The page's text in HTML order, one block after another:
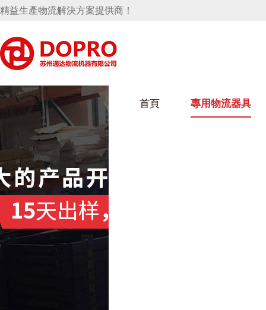
精益生產物流解決方案提供商！
首頁 專用物流器具
好色视频APP下载架
變速箱托盤 保險杠料架
輪胎架
衝壓件料架
儀表盤料架
轉向機料架
消聲器料架
手推車
網箱
隱藏式馬桶水箱支架
汽車行業
衛浴行業